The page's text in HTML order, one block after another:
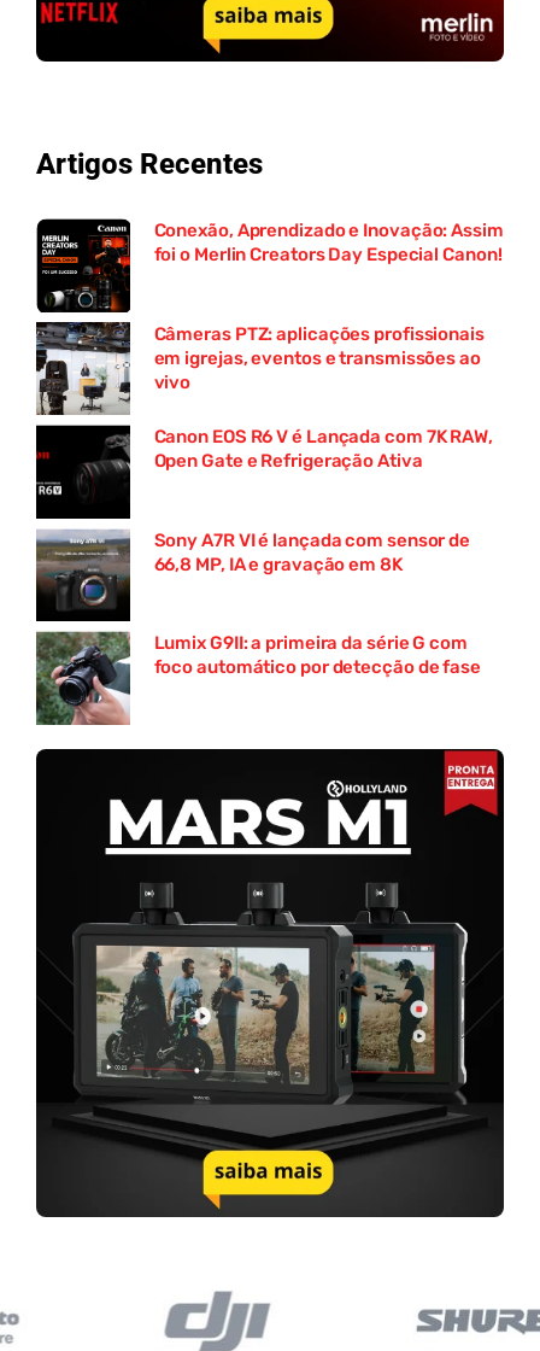
Artigos Recentes
Conexão, Aprendizado e Inovação: Assim
foi o Merlin Creators Day Especial Canon!
Câmeras PTZ: aplicações profissionais
em igrejas, eventos e transmissões ao
vivo
Canon EOS R6 V é Lançada com 7K RAW,
Open Gate e Refrigeração Ativa
Sony A7R VI é lançada com sensor de
66,8 MP, IA e gravação em 8K
Lumix G9II: a primeira da série G com
foco automático por detecção de fase